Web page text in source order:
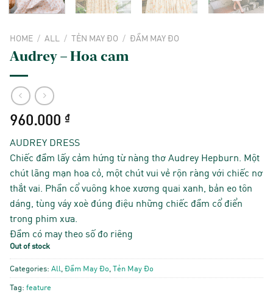
HOME / ALL / TẺN MAY ĐO / ĐẦM MAY ĐO
Audrey – Hoa cam
960.000 ₫
AUDREY DRESS
Chiếc đầm lấy cảm hứng từ nàng thơ Audrey Hepburn. Một
chút lãng mạn hoa cỏ, một chút vui vẻ rộn ràng với chiếc nơ
thắt vai. Phần cổ vuông khoe xương quai xanh, bản eo tôn
dáng, tùng váy xoè đúng điệu những chiếc đầm cổ điển
trong phim xưa.
Đầm có may theo số đo riêng
Out of stock
Categories: All,Đầm May Đo,Tẻn May Đo
Tag: feature